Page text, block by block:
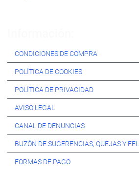
CONDICIONES DE COMPRA
POLÍTICA DE COOKIES
POLÍTICA DE PRIVACIDAD
AVISO LEGAL
CANAL DE DENUNCIAS
BUZÓN DE SUGERENCIAS, QUEJAS Y
FORMAS DE PAGO